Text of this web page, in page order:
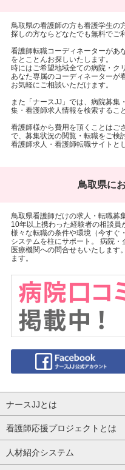
鳥取県の看護師の方も看護学生の
探しの方ならどなたでも無料でご
看護師転職コーディネーターがあ
をとことんお探しいたします。
時にはご希望地域全ての病院・ク
あなた専属のコーディネーターが
お気軽にご相談いただけます。
また「ナースJJ」では、病院募集
集・看護師求人情報を検索するこ
看護師様から費用を頂くことはご
で、募集状況の閲覧・転職をご検
看護師求人・看護師転職サイトと
鳥取県に
鳥取県看護師だけの求人・転職募
10年以上携わった経験者の相談
様々な転職の条件や環境（今すぐ
システムを柱にサポート。 病院・
医療機関への問合せもいたします
ます。
ナースJJとは
看護師応援プロジェクトとは
人材紹介システム